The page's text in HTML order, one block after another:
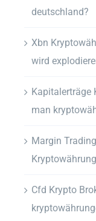
deutschland?
Xbn
wird
Kapitalerträge
man
Margin
Cfd Krypto